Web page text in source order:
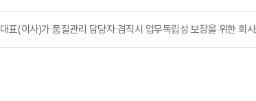
대표(이사)가 품질관리 담당자 겸직시 업무독립성 보장을 위한 회